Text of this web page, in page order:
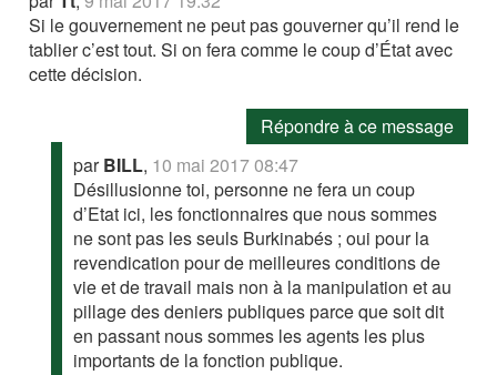
Si le gouvernement ne peut pas gouverner qu’il rend le
tablier c’est tout. Si on fera comme le coup d’État avec
cette décision.
Répondre à ce message
parBILL, 10 mai 2017 08:47
Désillusionne toi, personne ne fera un coup
d’Etat ici, les fonctionnaires que nous sommes
ne sont pas les seuls Burkinabés ; oui pour la
revendication pour de meilleures conditions de
vie et de travail mais non à la manipulation et au
pillage des deniers publiques parce que soit dit
en passant nous sommes les agents les plus
importants de la fonction publique.